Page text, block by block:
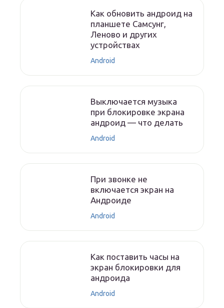
Как обновить андроид на
планшете Самсунг,
Леново и других
устройствах
Android
Выключается музыка
при блокировке экрана
андроид — что делать
Android
При звонке не
включается экран на
Андроиде
Android
Как поставить часы на
экран блокировки для
андроида
Android